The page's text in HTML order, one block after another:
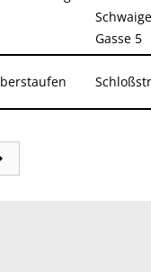
Gasse 5